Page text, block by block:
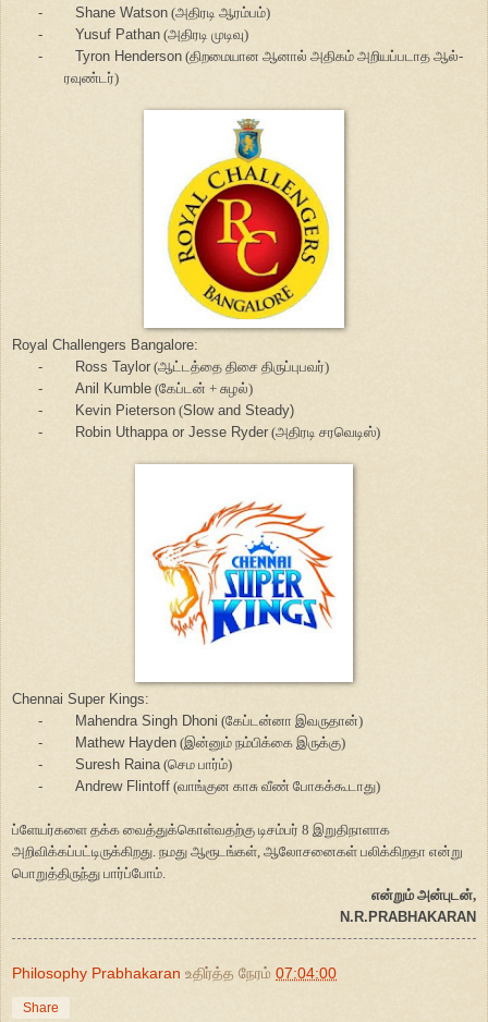
-
Shane Watson (அதிரடி ஆரம்பம்)
-
Yusuf Pathan (அதிரடி முடிவு)
-
Tyron Henderson (திறமையான ஆனால் அதிகம் அறியப்படாத ஆல்-
ரவுண்டர்)
Royal Challengers Bangalore:
-
Ross Taylor (ஆட்டத்தை திசை திருப்புபவர்)
-
Anil Kumble (கேப்டன் + சுழல்)
-
Kevin Pieterson (Slow and Steady)
-
Robin Uthappa or Jesse Ryder (அதிரடி சரவெடிஸ்)
Chennai Super Kings:
-
Mahendra Singh Dhoni (கேப்டன்னா இவருதான்)
-
Mathew Hayden (இன்னும் நம்பிக்கை இருக்கு)
-
Suresh Raina (செம பார்ம்)
-
Andrew Flintoff (வாங்குன காசு வீண் போகக்கூடாது)
ப்ளேயர்களை தக்க வைத்துக்கொள்வதற்கு டிசம்பர் 8 இறுதிநாளாக
அறிவிக்கப்பட்டிருக்கிறது. நமது ஆரூடங்கள், ஆலோசனைகள் பலிக்கிறதா என்று
பொறுத்திருந்து பார்ப்போம்.
என்றும் அன்புடன்,
N.R.PRABHAKARAN
Philosophy Prabhakaran உதிர்த்த நேரம் 07:04:00
Share